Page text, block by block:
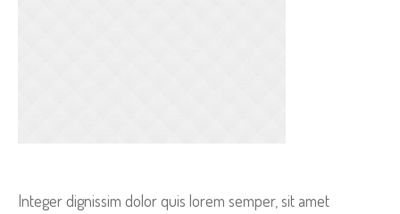
Integer dignissim dolor quis lorem semper, sit amet